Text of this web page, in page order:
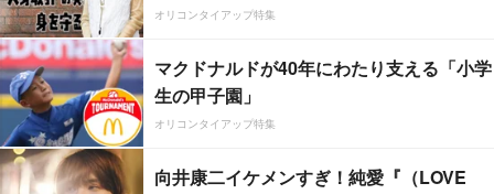
オリコンタイアップ特集
マクドナルドが40年にわたり支える「小学
生の甲子園」
オリコンタイアップ特集
向井康二イケメンすぎ！純愛『（LOVE